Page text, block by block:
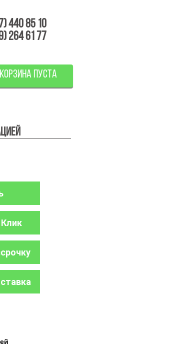
440 85 10
264 61 77
КОРЗИНА ПУСТА
Клик